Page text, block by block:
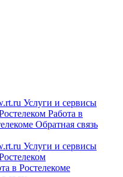
Услуги и сервисы
Работа в
Обратная связь
Услуги и сервисы
в Ростелекоме